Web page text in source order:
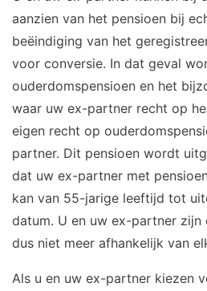
aanzien van het pensioen bij
beëindiging van het
voor conversie. In dat geval
ouderdomspensioen en het
waar uw ex-partner recht op
eigen recht op
partner. Dit pensioen wordt
dat uw ex-partner met
kan van 55-jarige leeftijd tot
datum. U en uw ex-partner zijn
dus niet meer afhankelijk van
Als u en uw ex-partner kiezen